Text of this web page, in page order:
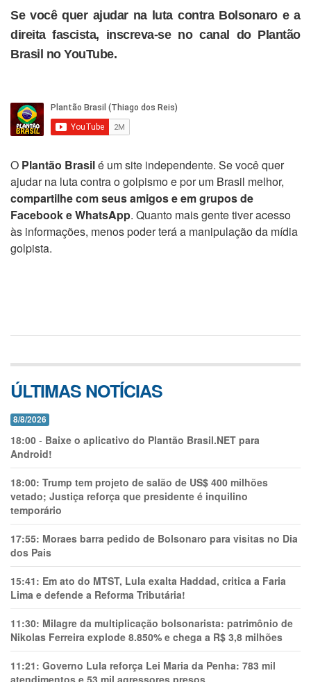
Se você quer ajudar na luta contra Bolsonaro e a
direita fascista, inscreva-se no canal do Plantão
Brasil no YouTube.
O Plantão Brasilé um site independente. Se você quer
ajudar na luta contra o golpismo e por um Brasil melhor,
compartilhe com seus amigos e em grupos de
Facebook e WhatsApp. Quanto mais gente tiver acesso
às informações, menos poder terá a manipulação da mídia
golpista.
ÚLTIMAS NOTÍCIAS
8/8/2026
18:00 - Baixe o aplicativo do Plantão Brasil.NET para
Android!
18:00: Trump tem projeto de salão de US$ 400 milhões
vetado; Justiça reforça que presidente é inquilino
temporário
17:55: Moraes barra pedido de Bolsonaro para visitas no Dia
dos Pais
15:41: Em ato do MTST, Lula exalta Haddad, critica a Faria
Lima e defende a Reforma Tributária!
11:30: Milagre da multiplicação bolsonarista: patrimônio de
Nikolas Ferreira explode 8.850% e chega a R$ 3,8 milhões
11:21: Governo Lula reforça Lei Maria da Penha: 783 mil
atendimentos e 53 mil agressores presos